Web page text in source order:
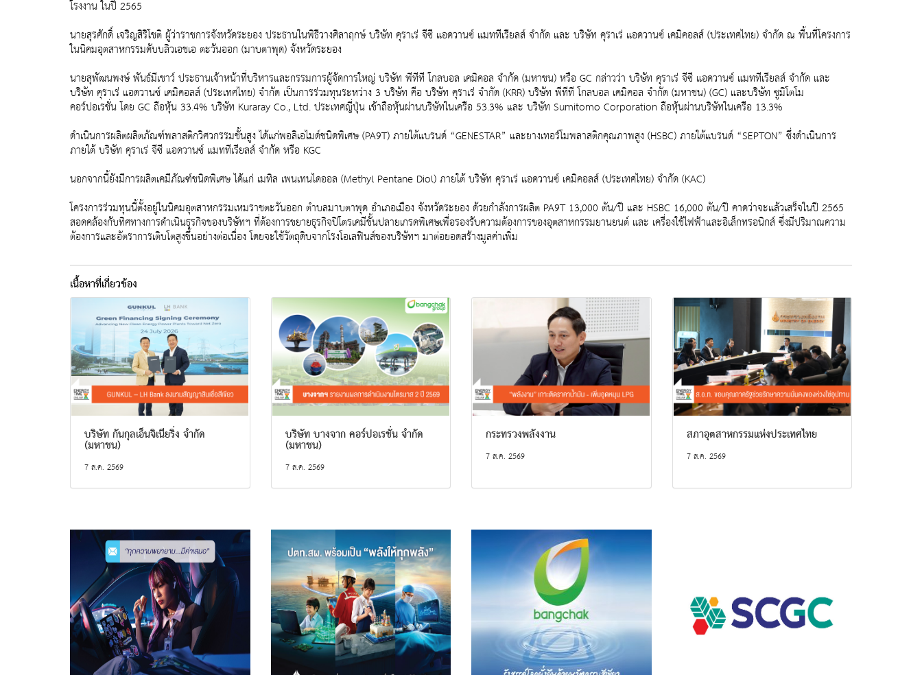
โรงงาน ในปี 2565
นายสุรศักดิ์ เจริญสิริโชติ ผู้ว่าราชการจังหวัดระยอง ประธานในพิธีวางศิลาฤกษ์ บริษัท คุราเร่ จีซี แอดวานซ์ แมททีเรียลส์ จำกัด และ บริษัท คุราเร่ แอดวานซ์ เคมิคอลส์ (ประเทศไทย) จำกัด ณ พื้นที่โครงการ
ในนิคมอุตสาหกรรมดับบลิวเอชเอ ตะวันออก (มาบตาพุด) จังหวัดระยอง
นายสุพัฒนพงษ์ พันธ์มีเชาว์ ประธานเจ้าหน้าที่บริหารและกรรมการผู้จัดการใหญ่ บริษัท พีทีที โกลบอล เคมิคอล จำกัด (มหาชน) หรือ GC กล่าวว่า บริษัท คุราเร่ จีซี แอดวานซ์ แมททีเรียลส์ จำกัด และ
บริษัท คุราเร่ แอดวานซ์ เคมิคอลส์ (ประเทศไทย) จำกัด เป็นการร่วมทุนระหว่าง 3 บริษัท คือ บริษัท คุราเร่ จำกัด (KRR) บริษัท พีทีที โกลบอล เคมิคอล จำกัด (มหาชน) (GC) และบริษัท ซูมิโตโม
คอร์ปอเรชั่น โดย GC ถือหุ้น 33.4% บริษัท Kuraray Co., Ltd. ประเทศญี่ปุ่น เข้าถือหุ้นผ่านบริษัทในเครือ 53.3% และ บริษัท Sumitomo Corporation ถือหุ้นผ่านบริษัทในเครือ 13.3%
ดำเนินการผลิตผลิตภัณฑ์พลาสติกวิศวกรรมชั้นสูง ได้แก่พอลิเอไมด์ชนิดพิเศษ (PA9T) ภายใต้แบรนด์ “GENESTAR” และยางเทอร์โมพลาสติกคุณภาพสูง (HSBC) ภายใต้แบรนด์ “SEPTON” ซึ่งดำเนินการ
ภายใต้ บริษัท คุราเร่ จีซี แอดวานซ์ แมททีเรียลส์ จำกัด หรือ KGC
นอกจากนี้ยังมีการผลิตเคมีภัณฑ์ชนิดพิเศษ ได้แก่ เมทิล เพนเทนไดออล (Methyl Pentane Diol) ภายใต้ บริษัท คุราเร่ แอดวานซ์ เคมิคอลส์ (ประเทศไทย) จำกัด (KAC)
โครงการร่วมทุนนี้ตั้งอยู่ในนิคมอุตสาหกรรมเหมราชตะวันออก ตำบลมาบตาพุด อำเภอเมือง จังหวัดระยอง ด้วยกำลังการผลิต PA9T 13,000 ตัน/ปี และ HSBC 16,000 ตัน/ปี คาดว่าจะแล้วเสร็จในปี 2565
สอดคล้องกับทิศทางการดำเนินธุรกิจของบริษัทฯ ที่ต้องการขยายธุรกิจปิโตรเคมีขั้นปลายเกรดพิเศษเพื่อรองรับความต้องการของอุตสาหกรรมยานยนต์ และ เครื่องใช้ไฟฟ้าและอิเล็กทรอนิกส์ ซึ่งมีปริมาณความ
ต้องการและอัตราการเติบโตสูงขึ้นอย่างต่อเนื่อง โดยจะใช้วัตถุดิบจากโรงโอเลฟินส์ของบริษัทฯ มาต่อยอดสร้างมูลค่าเพิ่ม
เนื้อหาที่เกี่ยวข้อง
บริษัท กันกุลเอ็นจิเนียริ่ง จำกัด
(มหาชน)
7 ส.ค. 2569
บริษัท บางจาก คอร์ปอเรชั่น จำกัด
(มหาชน)
7 ส.ค. 2569
กระทรวงพลังงาน
7 ส.ค. 2569
สภาอุตสาหกรรมแห่งประเทศไทย
7 ส.ค. 2569